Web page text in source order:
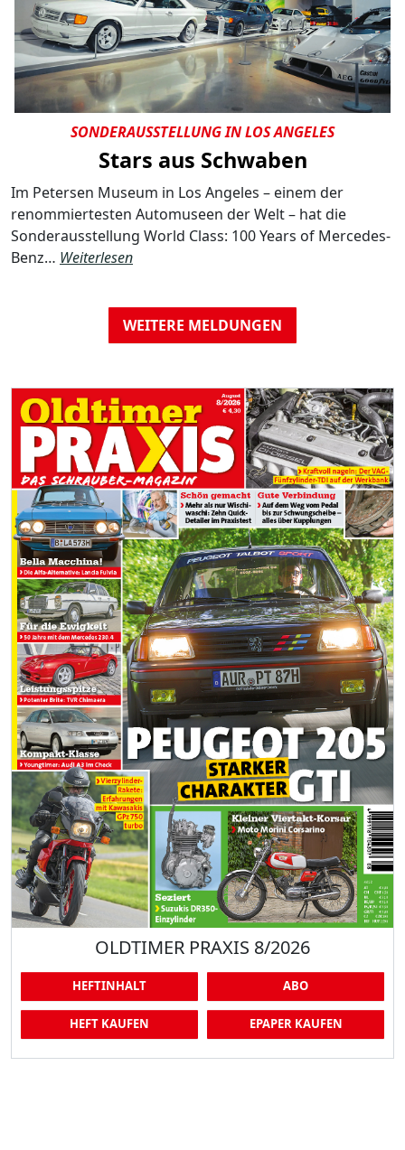
SONDERAUSSTELLUNG IN LOS ANGELES
Stars aus Schwaben
Im Petersen Museum in Los Angeles – einem der
renommiertesten Automuseen der Welt – hat die
Sonderausstellung World Class: 100 Years of Mercedes-
Benz… Weiterlesen
WEITERE MELDUNGEN
OLDTIMER PRAXIS 8/2026
HEFTINHALT ABO
HEFT KAUFEN EPAPER KAUFEN